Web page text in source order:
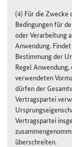
(4) Für die Zwecke
Bedingungen für
oder Verarbeitung
Anwendung.
Bestimmung der
Regel
verwendeten
dürfen der
Vertragspartei
Vertragspartei
überschreiten.